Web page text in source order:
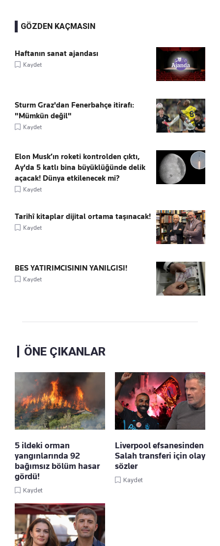
GÖZDEN KAÇMASIN
Haftanın sanat ajandası
Kaydet
Sturm Graz'dan Fenerbahçe itirafı:
"Mümkün değil"
Kaydet
Elon Musk’ın roketi kontrolden çıktı,
Ay'da 5 katlı bina büyüklüğünde delik
açacak! Dünya etkilenecek mi?
Kaydet
Tarihî kitaplar dijital ortama taşınacak!
Kaydet
BES YATIRIMCISININ YANILGISI!
Kaydet
ÖNE ÇIKANLAR
5 ildeki orman
yangınlarında 92
bağımsız bölüm hasar
gördü!
Kaydet
Liverpool efsanesinden
Salah transferi için olay
sözler
Kaydet